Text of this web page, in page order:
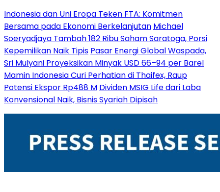
Indonesia dan Uni Eropa Teken FTA: Komitmen
Bersama pada Ekonomi Berkelanjutan Michael
Soeryadjaya Tambah 182 Ribu Saham Saratoga, Porsi
Kepemilikan Naik Tipis Pasar Energi Global Waspada,
Sri Mulyani Proyeksikan Minyak USD 66–94 per Barel
Mamin Indonesia Curi Perhatian di Thaifex, Raup
Potensi Ekspor Rp488 M Dividen MSIG Life dari Laba
Konvensional Naik, Bisnis Syariah Dipisah